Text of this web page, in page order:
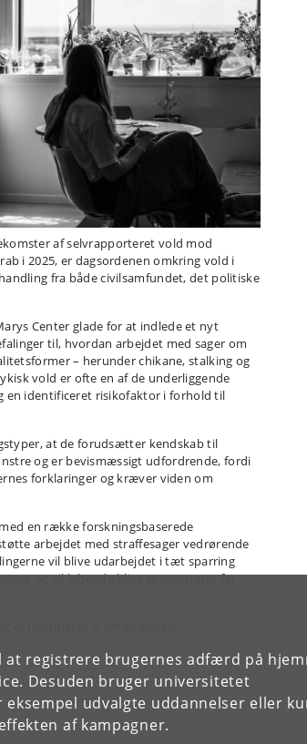
registrere brugernes adfærd på
Desuden bruger universitetet
udvalgte uddannelser eller
af kampagner.
af selvrapporteret vold mod
i 2025, er dagsordenen omkring vold i
fra både civilsamfundet, det politiske
Center glade for at indlede et nyt
til, hvordan arbejdet med sager om
– herunder chikane, stalking og
vold er ofte en af de underliggende
en identificeret risikofaktor i forhold til
at de forudsætter kendskab til
og er bevismæssigt udfordrende, fordi
forklaringer og kræver viden om
en række forskningsbaserede
arbejdet med straffesager vedrørende
vil blive udarbejdet i tæt sparring
og vil løbende blive præsenteret for
er finansieret af Offerfonden.